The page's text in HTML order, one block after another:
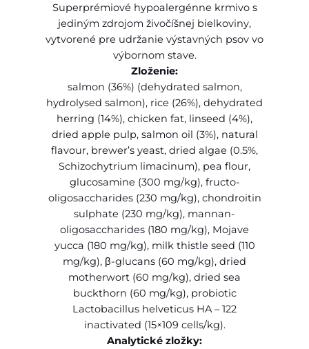
i
t
C
e
d
o
g
H
y
p
o
a
l
e
r
g
e
n
Superprémiové hypoalergénne krmivo s
jediným zdrojom živočíšnej bielkoviny,
vytvorené pre udržanie výstavných psov vo
výbornom stave.
Zloženie:
salmon (36%) (dehydrated salmon,
hydrolysed salmon), rice (26%), dehydrated
herring (14%), chicken fat, linseed (4%),
dried apple pulp, salmon oil (3%), natural
flavour, brewer’s yeast, dried algae (0.5%,
Schizochytrium limacinum), pea flour,
glucosamine (300 mg/kg), fructo-
oligosaccharides (230 mg/kg), chondroitin
sulphate (230 mg/kg), mannan-
oligosaccharides (180 mg/kg), Mojave
yucca (180 mg/kg), milk thistle seed (110
mg/kg), β-glucans (60 mg/kg), dried
motherwort (60 mg/kg), dried sea
buckthorn (60 mg/kg), probiotic
Lactobacillus helveticus HA – 122
inactivated (15×109 cells/kg).
Analytické zložky: